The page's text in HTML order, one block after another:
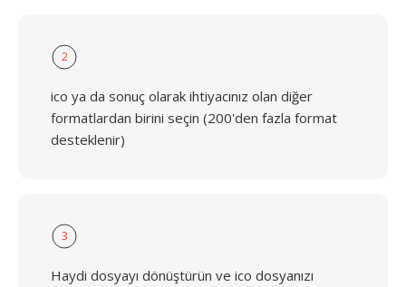
2
ico ya da sonuç olarak ihtiyacınız olan diğer
formatlardan birini seçin (200'den fazla format
desteklenir)
3
Haydi dosyayı dönüştürün ve ico dosyanızı